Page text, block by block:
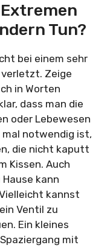
Extremen
Tun?
bei einem sehr
Zeige
in Worten
dass man die
oder Lebewesen
mal notwendig ist,
die nicht kaputt
Kissen. Auch
kann
kannst
Ventil zu
Ein kleines
mit